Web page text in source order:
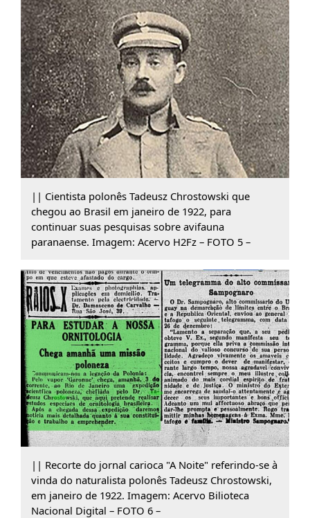
|| Cientista polonês Tadeusz Chrostowski que
chegou ao Brasil em janeiro de 1922, para
continuar suas pesquisas sobre avifauna
paranaense. Imagem: Acervo H2Fz – FOTO 5 –
|| Recorte do jornal carioca "A Noite" referindo-se à
vinda do naturalista polonês Tadeusz Chrostowski,
em janeiro de 1922. Imagem: Acervo Bilioteca
Nacional Digital – FOTO 6 –